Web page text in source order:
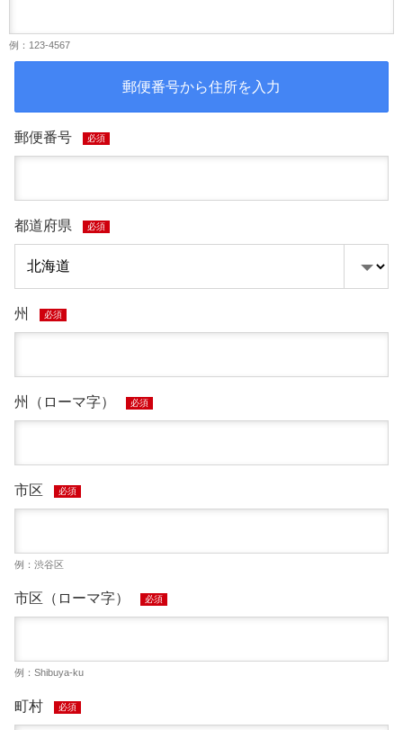
例：123-4567
郵便番号から住所を入力
郵便番号 必須
都道府県 必須
州 必須
州（ローマ字） 必須
市区 必須
例：渋谷区
市区（ローマ字） 必須
例：Shibuya-ku
町村 必須